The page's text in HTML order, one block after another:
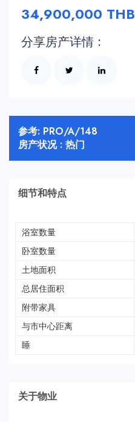
34,900,000 THB
分享房产详情 :
参考: PRO/A/148
房产状况 : 热门
细节和特点
浴室数量
卧室数量
土地面积
总居住面积
附带家具
与市中心距离
睡
关于物业